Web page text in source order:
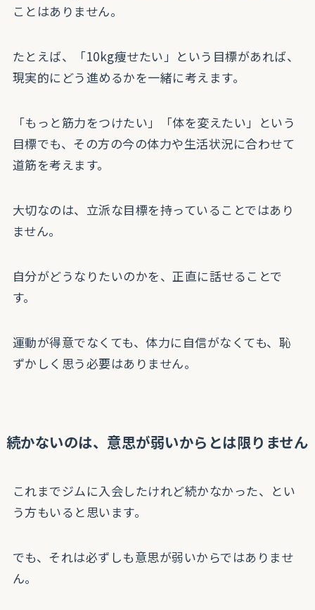
ことはありません。
たとえば、「10kg痩せたい」という目標があれば、
現実的にどう進めるかを一緒に考えます。
「もっと筋力をつけたい」「体を変えたい」という
目標でも、その方の今の体力や生活状況に合わせて
道筋を考えます。
大切なのは、立派な目標を持っていることではあり
ません。
自分がどうなりたいのかを、正直に話せることで
す。
運動が得意でなくても、体力に自信がなくても、恥
ずかしく思う必要はありません。
続かないのは、意思が弱いからとは限りません
これまでジムに入会したけれど続かなかった、とい
う方もいると思います。
でも、それは必ずしも意思が弱いからではありませ
ん。